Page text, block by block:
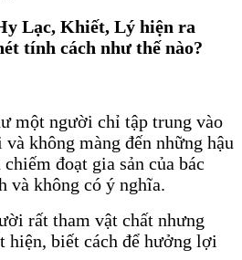
Lạc, Khiết, Lý hiện ra
tính cách như thế nào?
một người chỉ tập trung vào
không màng đến những hậu
đoạt gia sản của bác
và không có ý nghĩa.
rất tham vật chất nhưng
hiện, biết cách để hưởng lợi